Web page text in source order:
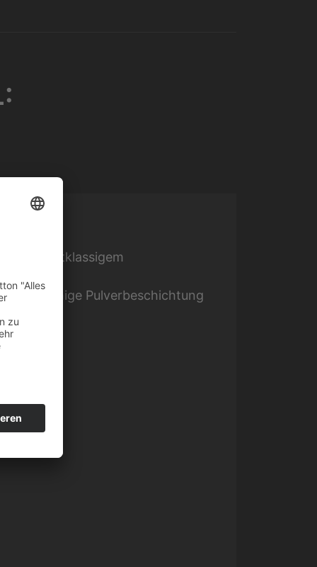
aus erstklassigem
Pulverbeschichtung